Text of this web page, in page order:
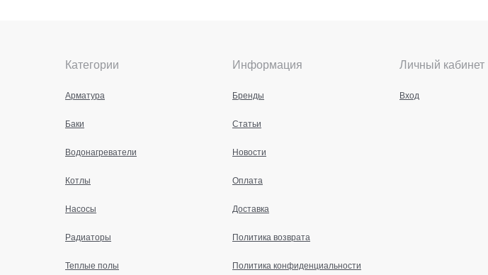
Категории
Арматура
Баки
Водонагреватели
Котлы
Насосы
Радиаторы
Теплые полы
Информация
Бренды
Статьи
Новости
Оплата
Доставка
Политика возврата
Политика конфиденциальности
Личный кабинет
Вход